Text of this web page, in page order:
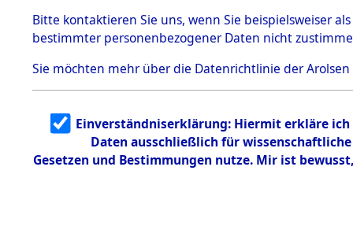
5.3.1 Alliierte
Erhebungen
zu
Todesmärsch
en
5.3.2
Identifizierun
g
5.3.3
Todesmärsch
Bitte kontaktieren Sie uns, wenn Sie beispielsweiser
bestimmter personenbezogener Daten nicht
Sie möchten mehr über die Datenrichtlinie der Arolsen
Einverständniserklärung: Hiermit erkläre
Daten ausschließlich für
Gesetzen und Bestimmungen nutze. Mir ist